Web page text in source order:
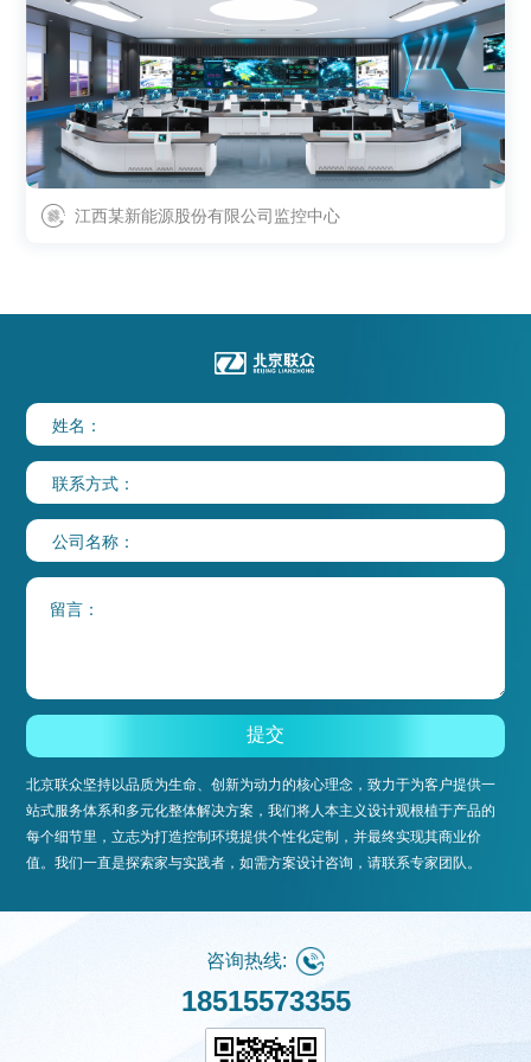
江西某新能源股份有限公司监控中心
北京联众坚持以品质为生命、创新为动力的核心理念，致力于为客户提供一
站式服务体系和多元化整体解决方案，我们将人本主义设计观根植于产品的
每个细节里，立志为打造控制环境提供个性化定制，并最终实现其商业价
值。我们一直是探索家与实践者，如需方案设计咨询，请联系专家团队。
咨询热线:
18515573355